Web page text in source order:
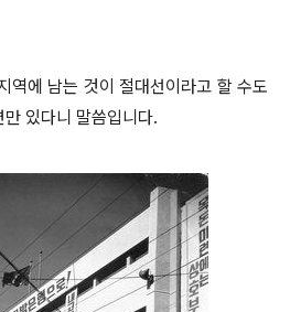
역에 남는 것이 절대선이라고 할 수도
있다니 말씀입니다.